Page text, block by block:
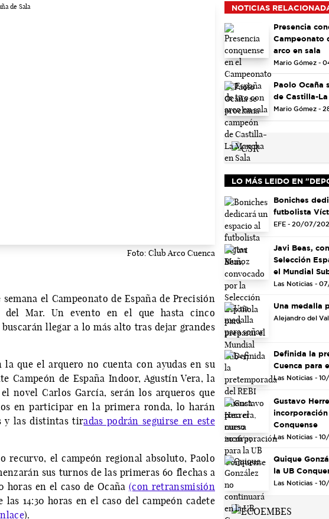
Foto: Club Arco Cuenca
el Campeonato de España de Precisión
del Mar. Un evento en el que hasta cinco
llegar a lo más alto tras dejar grandes
que el arquero no cuenta con ayudas en su
Campeón de España Indoor, Agustín Vera, la
novel Carlos García, serán los arqueros que
en participar en la primera ronda, lo harán
y las distintas tiradas podrán seguirse en este
recurvo, el campeón regional absoluto, Paolo
sus turnos de las primeras 60 flechas a
horas en el caso de Ocaña(con retransmisión
14:30 horas en el caso del campeón cadete
).
NOTICIAS
Presencia
Campeonato
arco en sala
Mario Gómez -
Paolo Ocaña
de Castilla-La
Mario Gómez -
LO MÁS LEIDO EN
Boniches
futbolista
EFE - 20/07/
Javi Beas,
Selección
el Mundial
Las Noticias -
Una medalla
Alejandro del
Definida la
Cuenca para
Las Noticias -
Gustavo
incorporación
Conquense
Las Noticias -
Quique
la UB
Las Noticias -